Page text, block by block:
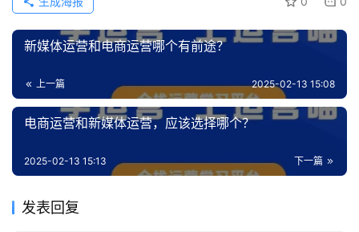
新媒体运营和电商运营哪个有前途？
上一篇 2025-02-13 15:08
电商运营和新媒体运营，应该选择哪个？
下一篇
2025-02-13 15:13
发表回复